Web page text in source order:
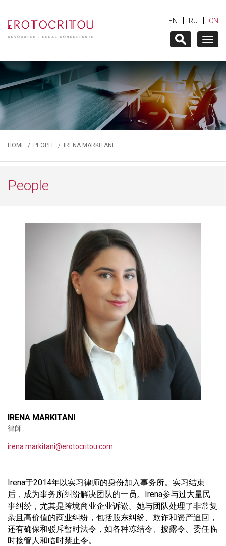
EN | RU | CN
HOME / PEOPLE / IRENA MARKITANI
People
IRENA MARKITANI
律師
irena.markitani@erotocritou.com
Irena于2014年以实习律师的身份加入事务所。实习结束
后，成为事务所纠纷解决团队的一员。Irena参与过大量民
事纠纷，尤其是跨境商业企业诉讼。她与团队处理了非常复
杂且高价值的商业纠纷，包括股东纠纷、欺诈和资产追回，
还有确保和驳斥暂时法令，如各种冻结令、披露令、委任临
时接管人和临时禁止令。